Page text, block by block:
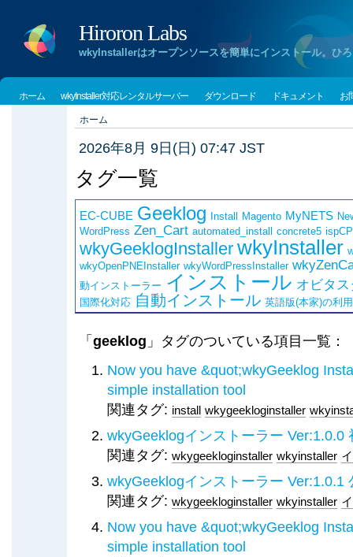
Hiroron Labs
wkyInstallerはオープンソースを簡単にインストール。ひ
ホーム wkyInstaller対応レンタルサーバー ダウンロード ドキュメント お
ホーム
2026年8月 9日(日) 07:47 JST
タグ一覧
EC-CUBE Geeklog Install Magento MyNETS
WordPress Zen_Cart automated_install concrete5 ispCP
wkyGeeklogInstaller wkyInstaller
wkyOpenPNEInstaller wkyWordPressInstaller
動インストーラー インストール オビタ
国際化対応 自動インストール 英語版(本家)の利
「 geeklog 」タグのついている項目一覧：
Now you have &quot;wkyGeeklog
simple installation tool
関連タグ: install wkygeekloginstaller
wkyGeeklogインストーラー Ver:1.0.0
関連タグ: wkygeekloginstaller wkyinstaller
wkyGeeklogインストーラー Ver:1.0.1
関連タグ: wkygeekloginstaller wkyinstaller
Now you have &quot;wkyGeeklog
simple installation tool